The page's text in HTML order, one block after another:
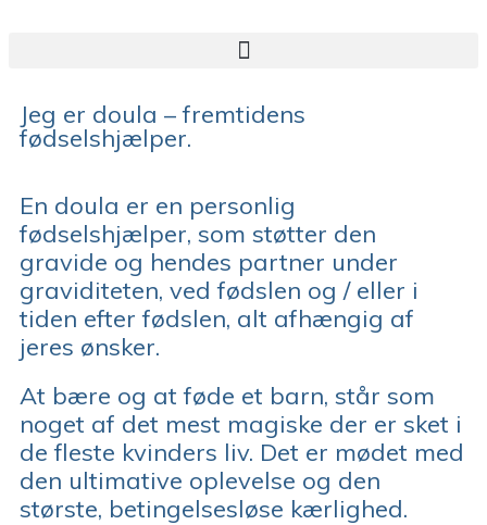
Jeg er doula – fremtidens
fødselshjælper.
En doula er en personlig
fødselshjælper, som støtter den
gravide og hendes partner under
graviditeten, ved fødslen og / eller i
tiden efter fødslen, alt afhængig af
jeres ønsker.
At bære og at føde et barn, står som
noget af det mest magiske der er sket i
de fleste kvinders liv. Det er mødet med
den ultimative oplevelse og den
største, betingelsesløse kærlighed.